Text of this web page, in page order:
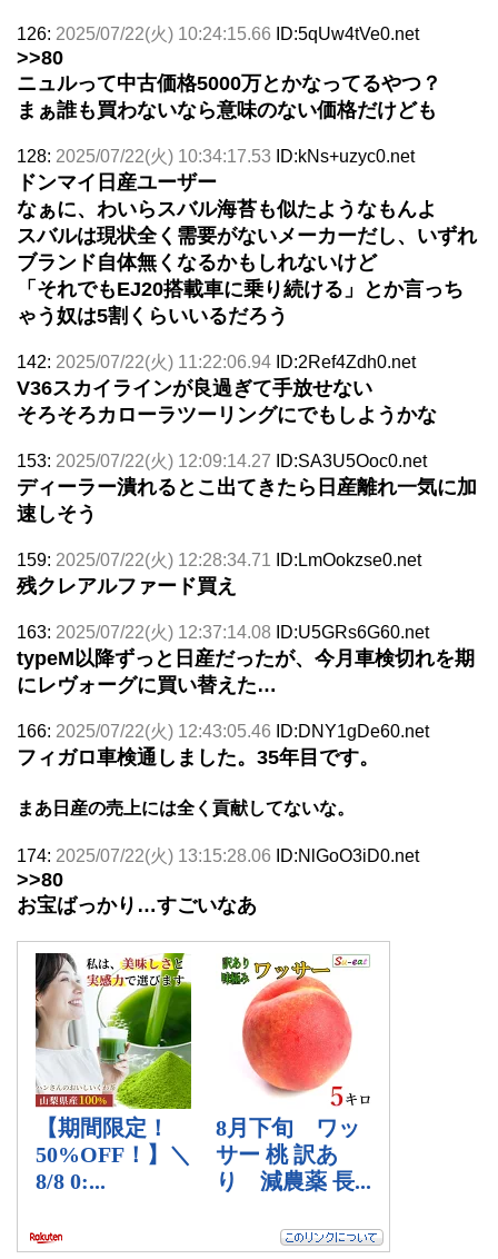
126: 2025/07/22(火) 10:24:15.66 ID:5qUw4tVe0.net
>>80
ニュルって中古価格5000万とかなってるやつ？
まぁ誰も買わないなら意味のない価格だけども
128: 2025/07/22(火) 10:34:17.53 ID:kNs+uzyc0.net
ドンマイ日産ユーザー
なぁに、わいらスバル海苔も似たようなもんよ
スバルは現状全く需要がないメーカーだし、いずれ
ブランド自体無くなるかもしれないけど
「それでもEJ20搭載車に乗り続ける」とか言っち
ゃう奴は5割くらいいるだろう
142: 2025/07/22(火) 11:22:06.94 ID:2Ref4Zdh0.net
V36スカイラインが良過ぎて手放せない
そろそろカローラツーリングにでもしようかな
153: 2025/07/22(火) 12:09:14.27 ID:SA3U5Ooc0.net
ディーラー潰れるとこ出てきたら日産離れ一気に加
速しそう
159: 2025/07/22(火) 12:28:34.71 ID:LmOokzse0.net
残クレアルファード買え
163: 2025/07/22(火) 12:37:14.08 ID:U5GRs6G60.net
typeM以降ずっと日産だったが、今月車検切れを期
にレヴォーグに買い替えた…
166: 2025/07/22(火) 12:43:05.46 ID:DNY1gDe60.net
フィガロ車検通しました。35年目です。
まあ日産の売上には全く貢献してないな。
174: 2025/07/22(火) 13:15:28.06 ID:NlGoO3iD0.net
>>80
お宝ばっかり…すごいなあ